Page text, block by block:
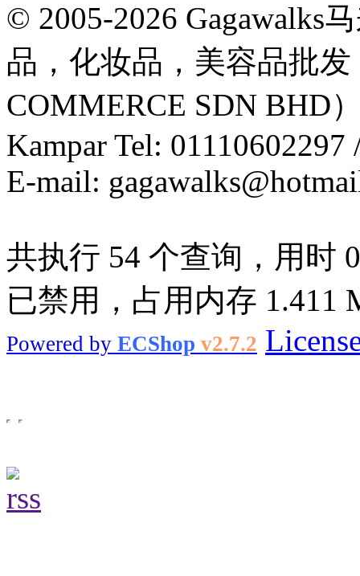
© 2005-2026 Gagawalks
品，化妆品，美容品批
COMMERCE SDN BHD
Kampar Tel: 01110602297
E-mail:
共执行 54 个查询，用时
已禁用，占用内存 1.411
Powered by ECShop v2.7.2